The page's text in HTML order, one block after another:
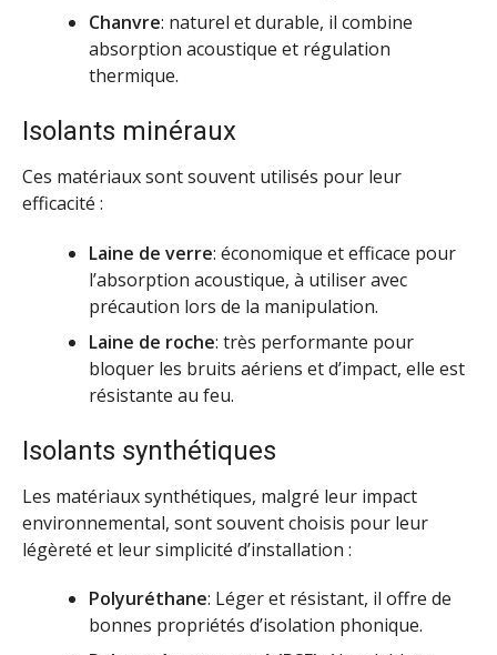
Chanvre: naturel et durable, il combine
absorption acoustique et régulation
thermique.
Isolants minéraux
Ces matériaux sont souvent utilisés pour leur
efficacité :
Laine de verre: économique et efficace pour
l’absorption acoustique, à utiliser avec
précaution lors de la manipulation.
Laine de roche: très performante pour
bloquer les bruits aériens et d’impact, elle est
résistante au feu.
Isolants synthétiques
Les matériaux synthétiques, malgré leur impact
environnemental, sont souvent choisis pour leur
légèreté et leur simplicité d’installation :
Polyuréthane: Léger et résistant, il offre de
bonnes propriétés d’isolation phonique.